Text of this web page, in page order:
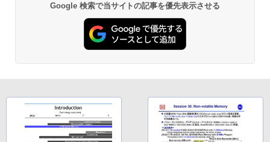
￥5,990
￥14,990
[Explicit]
￥250
【Amazon.co.jp限定】 い・ろ・は・す 2L P
ET ラベルレス ×8本
￥1,112
￥1,117
エース)
￥832
￥594
Google 検索で当サイトの記事を優先表示させる